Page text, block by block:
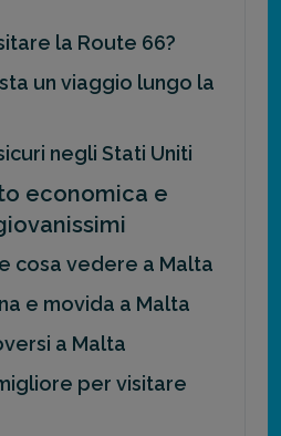
la Route 66?
un viaggio lungo la
negli Stati Uniti
economica e
cosa vedere a Malta
e movida a Malta
a Malta
per visitare